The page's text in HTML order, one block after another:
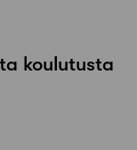
koulutusta